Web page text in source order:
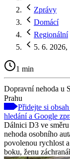
Zprávy
Domácí
Regionální
5. 6. 2026,
1 min
Dopravní nehoda u
Prahu
Přidejte si
hledání a Google
Dálnici D3 ve
nehoda osobního
povolenou rychlost
boku, ženu